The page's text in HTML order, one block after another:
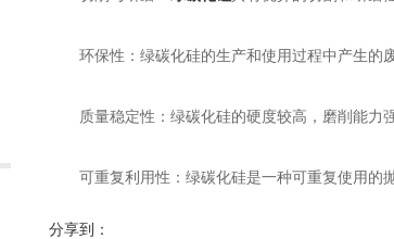
环保性：绿碳化硅的生产和使用过程中产生的废
质量稳定性：绿碳化硅的硬度较高，磨削能力强
可重复利用性：绿碳化硅是一种可重复使用的抛
分享到：